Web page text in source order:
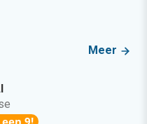
Meer
9!